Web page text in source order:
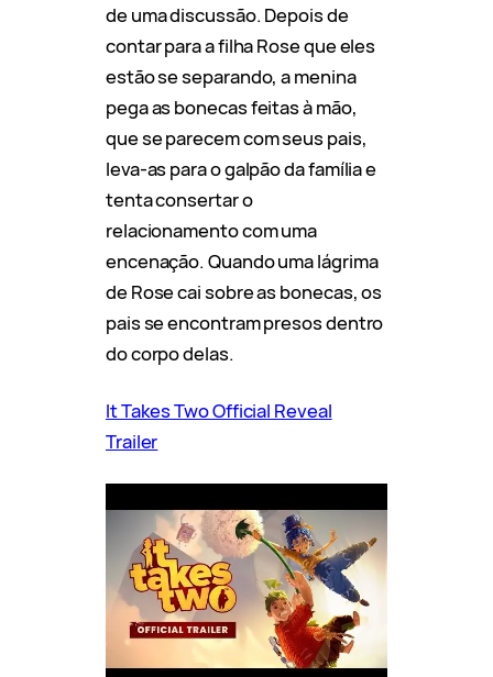
de uma discussão. Depois de
contar para a filha Rose que eles
estão se separando, a menina
pega as bonecas feitas à mão,
que se parecem com seus pais,
leva-as para o galpão da família e
tenta consertar o
relacionamento com uma
encenação. Quando uma lágrima
de Rose cai sobre as bonecas, os
pais se encontram presos dentro
do corpo delas.
It Takes Two Official Reveal
Trailer